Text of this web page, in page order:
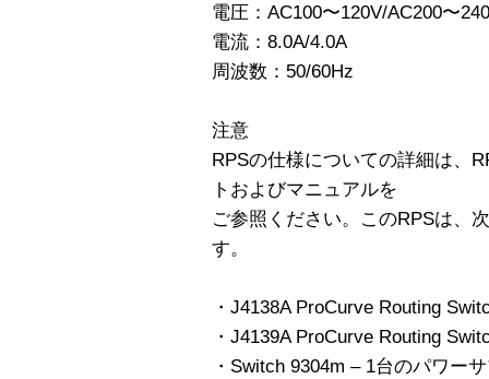
電圧：AC100〜120V/AC200〜
電流：8.0A/4.0A
周波数：50/60Hz
注意
RPSの仕様についての詳細は、
トおよびマニュアルを
ご参照ください。このRPSは、
す。
・J4138A ProCurve Routing
・J4139A ProCurve Routing
・Switch 9304m – 1台のパワー